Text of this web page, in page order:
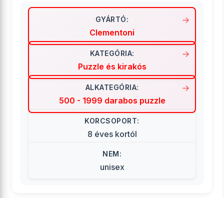
GYÁRTÓ:
Clementoni
KATEGÓRIA:
Puzzle és kirakós
ALKATEGÓRIA:
500 - 1999 darabos puzzle
KORCSOPORT:
8 éves kortól
NEM:
unisex